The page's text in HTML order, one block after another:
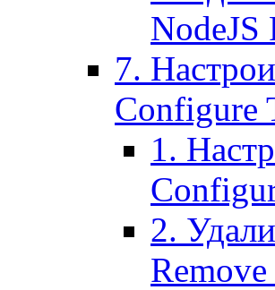
NodeJS
7.
Configure
1.
2.